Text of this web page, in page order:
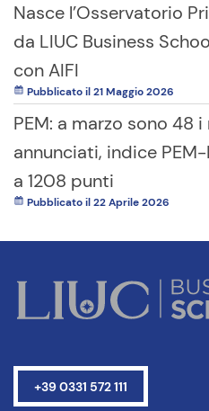
Nasce l’Osservatorio
da LIUC Business
con AIFI
Pubblicato il 21 Maggio 2026
PEM: a marzo sono 48
annunciati, indice
a 1208 punti
Pubblicato il 22 Aprile 2026
+39 0331 572 111